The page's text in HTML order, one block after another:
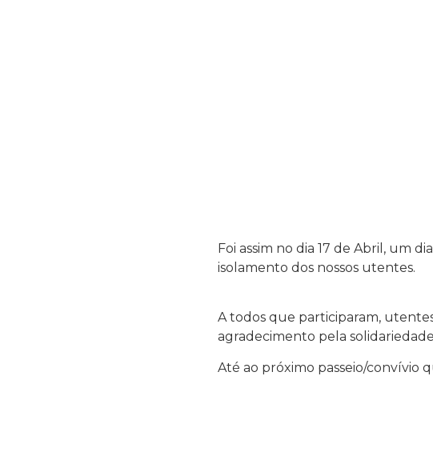
Foi assim no dia 17 de Abril, um
isolamento dos nossos utentes.
A todos que participaram,
agradecimento pela
Até ao próximo passeio/convívio